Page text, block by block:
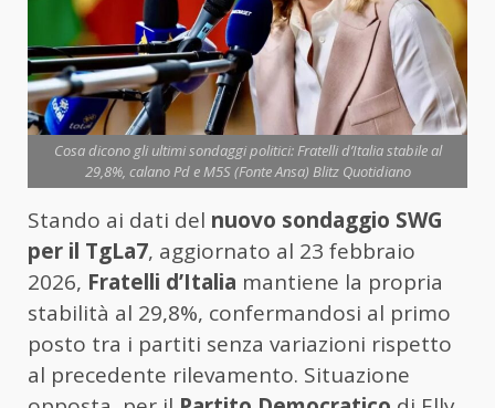
Cosa dicono gli ultimi sondaggi politici: Fratelli d’Italia stabile al
29,8%, calano Pd e M5S (Fonte Ansa) Blitz Quotidiano
Stando ai dati del nuovo sondaggio SWG
per il TgLa7, aggiornato al 23 febbraio
2026, Fratelli d’Italia mantiene la propria
stabilità al 29,8%, confermandosi al primo
posto tra i partiti senza variazioni rispetto
al precedente rilevamento. Situazione